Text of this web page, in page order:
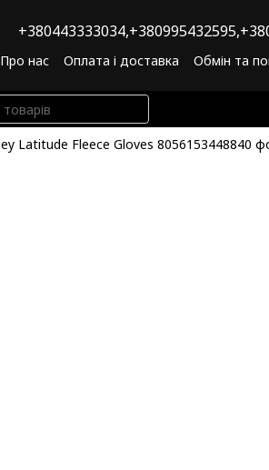
+380443333034,+380995432595,
Про нас Оплата і доставка Обмін та